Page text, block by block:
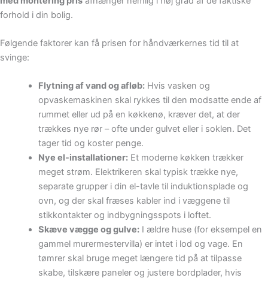
forhold i din bolig.
Følgende faktorer kan få prisen for håndværkernes tid til at
svinge:
Flytning af vand og afløb:Hvis vasken og
opvaskemaskinen skal rykkes til den modsatte ende af
rummet eller ud på en køkkenø, kræver det, at der
trækkes nye rør – ofte under gulvet eller i soklen. Det
tager tid og koster penge.
Nye el-installationer:Et moderne køkken trækker
meget strøm. Elektrikeren skal typisk trække nye,
separate grupper i din el-tavle til induktionsplade og
ovn, og der skal fræses kabler ind i væggene til
stikkontakter og indbygningsspots i loftet.
Skæve vægge og gulve:I ældre huse (for eksempel en
gammel murermestervilla) er intet i lod og vage. En
tømrer skal bruge meget længere tid på at tilpasse
skabe, tilskære paneler og justere bordplader, hvis